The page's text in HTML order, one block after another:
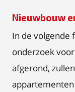
Nieuwbouw
In de volgende
onderzoek
afgerond,